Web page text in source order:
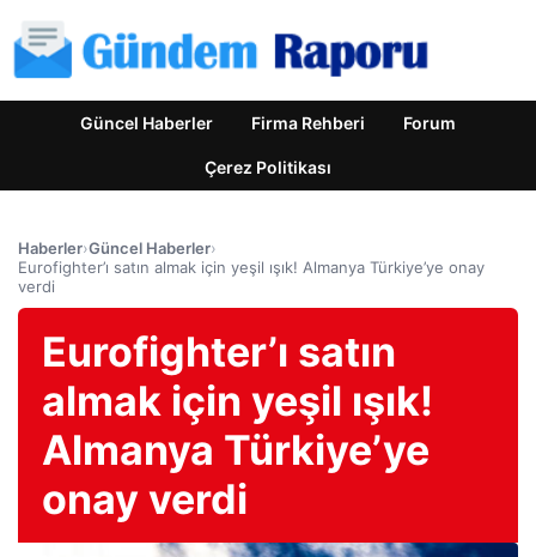
Güncel Haberler Firma Rehberi Forum
Çerez Politikası
Haberler›Güncel Haberler›
Eurofighter’ı satın almak için yeşil ışık! Almanya Türkiye’ye onay
verdi
Eurofighter’ı satın
almak için yeşil ışık!
Almanya Türkiye’ye
onay verdi